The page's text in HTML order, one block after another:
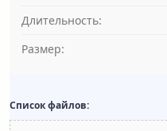
Длительность:
Размер:
Список файлов: